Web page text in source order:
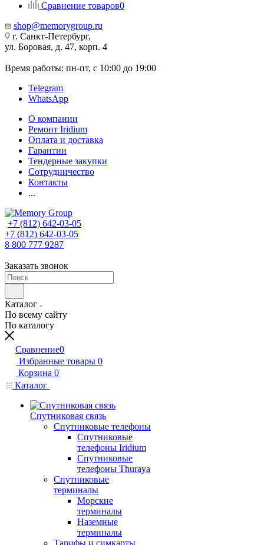
Сравнение товаров0
shop@memorygroup.ru
г. Санкт-Петербург,
ул. Боровая, д. 47, корп. 4
Время работы: пн-пт, с 10:00 до 19:00
Telegram
WhatsApp
О компании
Ремонт Iridium
Оплата и доставка
Гарантии
Тендерные закупки
Сотрудничество
Контакты
...
+7 (812) 642-03-05
+7 (812) 642-03-05
8 800 777 9287
Заказать звонок
Каталог
По всему сайту
По каталогу
Сравнение0
Избранные товары 0
Корзина 0
Каталог
Спутниковая связь
Спутниковые телефоны
Спутниковые
телефоны Iridium
Спутниковые
телефоны Thuraya
Спутниковые
терминалы
Морские
терминалы
Наземные
терминалы
Тарифы и симкарты